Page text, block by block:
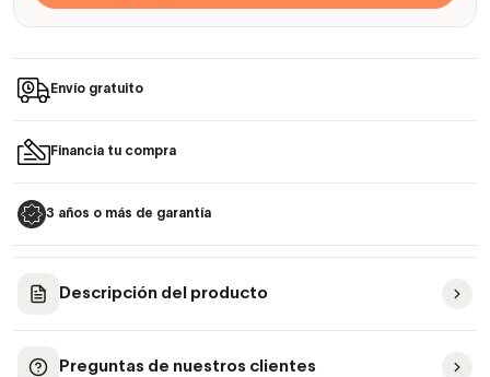
Envío gratuito
Financia tu compra
3 años o más de garantía
Descripción del producto
Preguntas de nuestros clientes